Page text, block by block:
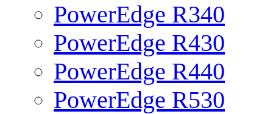
PowerEdge R340
PowerEdge R430
PowerEdge R440
PowerEdge R530